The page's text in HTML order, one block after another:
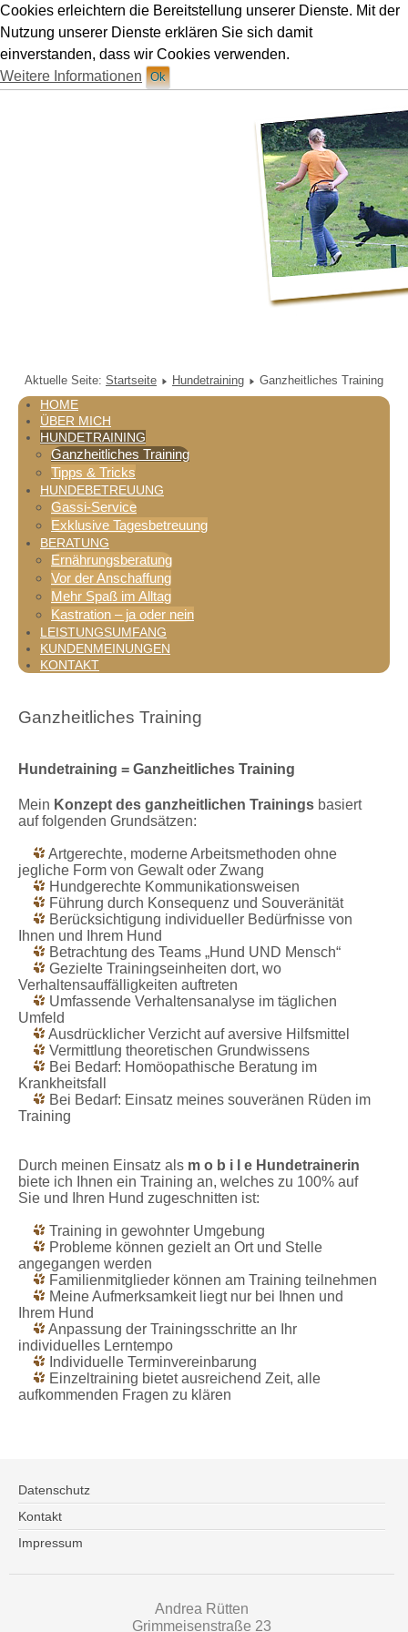
Cookies erleichtern die Bereitstellung unserer Dienste. Mit der
Nutzung unserer Dienste erklären Sie sich damit
einverstanden, dass wir Cookies verwenden.
Weitere Informationen
Ok
Hundetraining Ruetten in München
Aktuelle Seite: Startseite Hundetraining Ganzheitliches Training
HOME
ÜBER MICH
HUNDETRAINING
Ganzheitliches Training
Tipps & Tricks
HUNDEBETREUUNG
Gassi-Service
Exklusive Tagesbetreuung
BERATUNG
Ernährungsberatung
Vor der Anschaffung
Mehr Spaß im Alltag
Kastration – ja oder nein
LEISTUNGSUMFANG
KUNDENMEINUNGEN
KONTAKT
Ganzheitliches Training
Hundetraining = Ganzheitliches Training
Mein Konzept des ganzheitlichen Trainings basiert
auf folgenden Grundsätzen:
Artgerechte, moderne Arbeitsmethoden ohne
jegliche Form von Gewalt oder Zwang
Hundgerechte Kommunikationsweisen
Führung durch Konsequenz und Souveränität
Berücksichtigung individueller Bedürfnisse von
Ihnen und Ihrem Hund
Betrachtung des Teams „Hund UND Mensch“
Gezielte Trainingseinheiten dort, wo
Verhaltensauffälligkeiten auftreten
Umfassende Verhaltensanalyse im täglichen
Umfeld
Ausdrücklicher Verzicht auf aversive Hilfsmittel
Vermittlung theoretischen Grundwissens
Bei Bedarf: Homöopathische Beratung im
Krankheitsfall
Bei Bedarf: Einsatz meines souveränen Rüden im
Training
Durch meinen Einsatz als m o b i l e Hundetrainerin
biete ich Ihnen ein Training an, welches zu 100% auf
Sie und Ihren Hund zugeschnitten ist:
Training in gewohnter Umgebung
Probleme können gezielt an Ort und Stelle
angegangen werden
Familienmitglieder können am Training teilnehmen
Meine Aufmerksamkeit liegt nur bei Ihnen und
Ihrem Hund
Anpassung der Trainingsschritte an Ihr
individuelles Lerntempo
Individuelle Terminvereinbarung
Einzeltraining bietet ausreichend Zeit, alle
aufkommenden Fragen zu klären
Datenschutz
Kontakt
Impressum
Andrea Rütten
Grimmeisenstraße 23